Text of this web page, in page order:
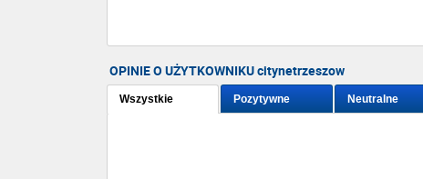
OPINIE O UŻYTKOWNIKU citynetrzeszow
Wszystkie Pozytywne Neutralne